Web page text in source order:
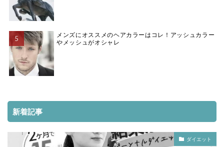
メンズにオススメのヘアカラーはコレ！アッシュカラー
やメッシュがオシャレ
新着記事
ダイエット